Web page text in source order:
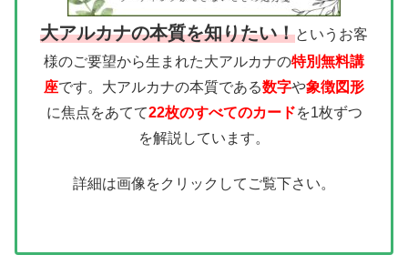
大アルカナの本質を知りたい！というお客
様のご要望から生まれた大アルカナの特別無料講
座です。大アルカナの本質である数字や象徴図形
に焦点をあてて22枚のすべてのカードを1枚ずつ
を解説しています。
詳細は画像をクリックしてご覧下さい。